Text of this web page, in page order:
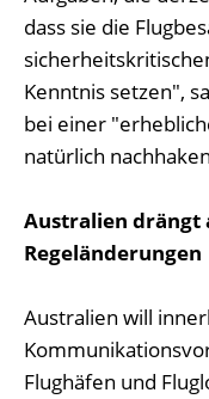
dass sie die
Kenntnis setzen",
bei einer
natürlich
Australien
Regeländerungen
Australien will
Flughäfen und